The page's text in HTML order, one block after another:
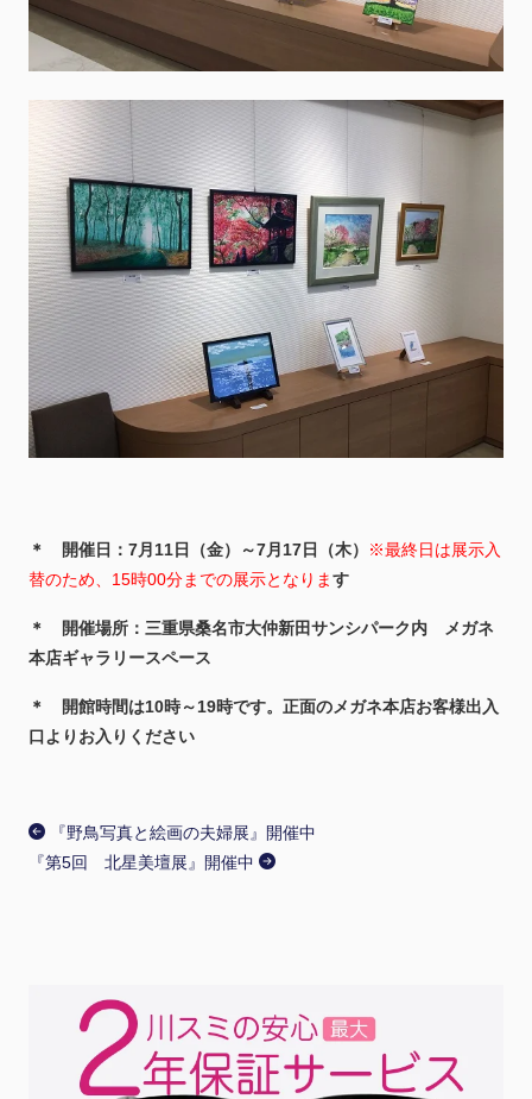
＊ 開催日：7月11日（金）～7月17日（木）
※最終日は展示入
替のため、15時00分までの展示となります
＊ 開催場所：三重県桑名市大仲新田サンシパーク内 メガネ
本店ギャラリースペース
＊ 開館時間は10時～19時です。正面のメガネ本店お客様出入
口よりお入りください
『野鳥写真と絵画の夫婦展』開催中
『第5回 北星美壇展』開催中